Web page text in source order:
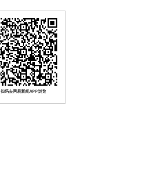
扫码去网易新闻APP浏览